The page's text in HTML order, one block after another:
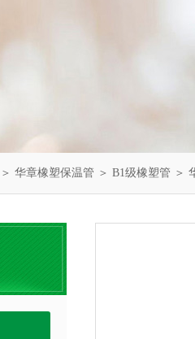
＞ 华章橡塑保温管 ＞ B1级橡塑管 ＞